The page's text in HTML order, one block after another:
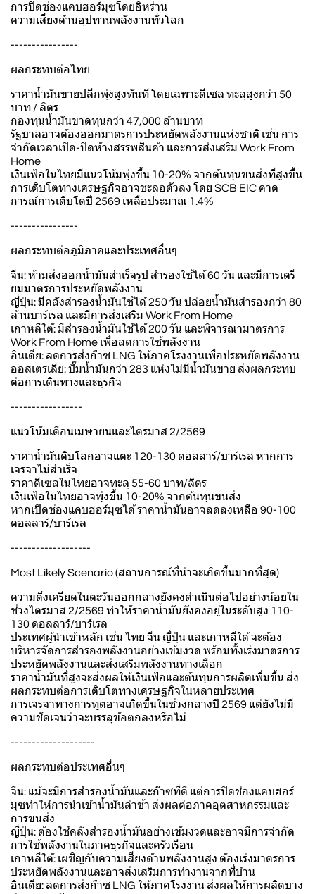
การปิดช่องแคบฮอร์มุซโดยอิหร่าน
ความเสี่ยงด้านอุปทานพลังงานทั่วโลก
----------------
ผลกระทบต่อไทย
ราคาน้ำมันขายปลีกพุ่งสูงทันที โดยเฉพาะดีเซล ทะลุสูงกว่า 50
บาท / ลิตร
กองทุนน้ำมันขาดทุนกว่า 47,000 ล้านบาท
รัฐบาลอาจต้องออกมาตรการประหยัดพลังงานแห่งชาติ เช่น การ
จำกัดเวลาเปิด-ปิดห้างสรรพสินค้า และการส่งเสริม Work From
Home
เงินเฟ้อในไทยมีแนวโน้มพุ่งขึ้น 10-20% จากต้นทุนขนส่งที่สูงขึ้น
การเติบโตทางเศรษฐกิจอาจชะลอตัวลง โดย SCB EIC คาด
การณ์การเติบโตปี 2569 เหลือประมาณ 1.4%
----------------
ผลกระทบต่อภูมิภาคและประเทศอื่นๆ
จีน: ห้ามส่งออกน้ำมันสำเร็จรูป สำรองใช้ได้ 60 วัน และมีการเตรี
ยมมาตรการประหยัดพลังงาน
ญี่ปุ่น: มีคลังสำรองน้ำมันใช้ได้ 250 วัน ปล่อยน้ำมันสำรองกว่า 80
ล้านบาร์เรล และมีการส่งเสริม Work From Home
เกาหลีใต้: มีสำรองน้ำมันใช้ได้ 200 วัน และพิจารณามาตรการ
Work From Home เพื่อลดการใช้พลังงาน
อินเดีย: ลดการส่งก๊าซ LNG ให้ภาคโรงงานเพื่อประหยัดพลังงาน
ออสเตรเลีย: ปั๊มน้ำมันกว่า 283 แห่งไม่มีน้ำมันขาย ส่งผลกระทบ
ต่อการเดินทางและธุรกิจ
-----------------
แนวโน้มเดือนเมษายนและไตรมาส 2/2569
ราคาน้ำมันดิบโลกอาจแตะ 120-130 ดอลลาร์/บาร์เรล หากการ
เจรจาไม่สำเร็จ
ราคาดีเซลในไทยอาจทะลุ 55-60 บาท/ลิตร
เงินเฟ้อในไทยอาจพุ่งขึ้น 10-20% จากต้นทุนขนส่ง
หากเปิดช่องแคบฮอร์มุซได้ ราคาน้ำมันอาจลดลงเหลือ 90-100
ดอลลาร์/บาร์เรล
-------------------
Most Likely Scenario (สถานการณ์ที่น่าจะเกิดขึ้นมากที่สุด)
ความตึงเครียดในตะวันออกกลางยังคงดำเนินต่อไปอย่างน้อยใน
ช่วงไตรมาส 2/2569 ทำให้ราคาน้ำมันยังคงอยู่ในระดับสูง 110-
130 ดอลลาร์/บาร์เรล
ประเทศผู้นำเข้าหลัก เช่น ไทย จีน ญี่ปุ่น และเกาหลีใต้ จะต้อง
บริหารจัดการสำรองพลังงานอย่างเข้มงวด พร้อมทั้งเร่งมาตรการ
ประหยัดพลังงานและส่งเสริมพลังงานทางเลือก
ราคาน้ำมันที่สูงจะส่งผลให้เงินเฟ้อและต้นทุนการผลิตเพิ่มขึ้น ส่ง
ผลกระทบต่อการเติบโตทางเศรษฐกิจในหลายประเทศ
การเจรจาทางการทูตอาจเกิดขึ้นในช่วงกลางปี 2569 แต่ยังไม่มี
ความชัดเจนว่าจะบรรลุข้อตกลงหรือไม่
--------------------
ผลกระทบต่อประเทศอื่นๆ
จีน: แม้จะมีการสำรองน้ำมันและก๊าซที่ดี แต่การปิดช่องแคบฮอร์
มุซทำให้การนำเข้าน้ำมันล่าช้า ส่งผลต่อภาคอุตสาหกรรมและ
การขนส่ง
ญี่ปุ่น: ต้องใช้คลังสำรองน้ำมันอย่างเข้มงวดและอาจมีการจำกัด
การใช้พลังงานในภาคธุรกิจและครัวเรือน
เกาหลีใต้: เผชิญกับความเสี่ยงด้านพลังงานสูง ต้องเร่งมาตรการ
ประหยัดพลังงานและอาจส่งเสริมการทำงานจากที่บ้าน
อินเดีย: ลดการส่งก๊าซ LNG ให้ภาคโรงงาน ส่งผลให้การผลิตบาง